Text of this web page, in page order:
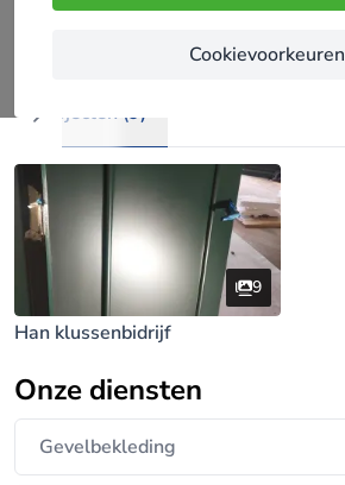
Cookievoorkeuren
Projecten (9)
9
Han klussenbidrijf
Onze diensten
Gevelbekleding